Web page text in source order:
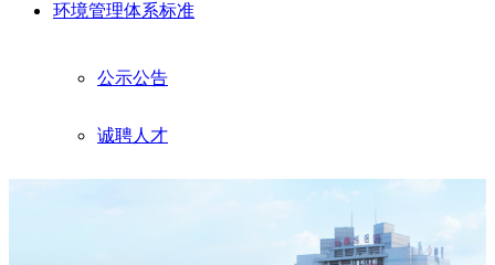
环境管理体系标准
公示公告
诚聘人才